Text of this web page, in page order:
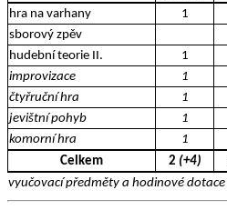
hra na varhany
1
sborový zpěv
hudební teorie II.
1
improvizace
1
čtyřruční hra
1
jevištní pohyb
1
komorní hra
1
Celkem
2 (+4)
vyučovací předměty a hodinové